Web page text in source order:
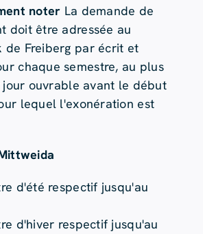
noter La demande de
doit être adressée au
de Freiberg par écrit et
chaque semestre, au plus
ouvrable avant le début
lequel l'exonération est
d'été respectif jusqu'au
d'hiver respectif jusqu'au